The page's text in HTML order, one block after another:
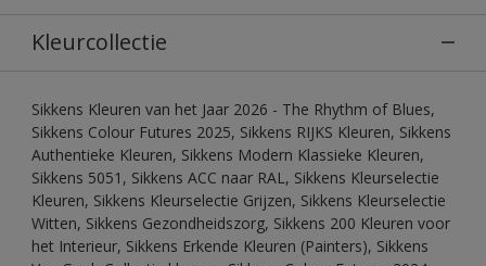
Kleurcollectie
Sikkens Kleuren van het Jaar 2026 - The Rhythm of Blues,
Sikkens Colour Futures 2025, Sikkens RIJKS Kleuren, Sikkens
Authentieke Kleuren, Sikkens Modern Klassieke Kleuren,
Sikkens 5051, Sikkens ACC naar RAL, Sikkens Kleurselectie
Kleuren, Sikkens Kleurselectie Grijzen, Sikkens Kleurselectie
Witten, Sikkens Gezondheidszorg, Sikkens 200 Kleuren voor
het Interieur, Sikkens Erkende Kleuren (Painters), Sikkens